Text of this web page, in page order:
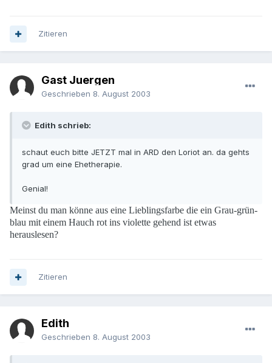
Zitieren
Gast Juergen
Geschrieben 8. August 2003
Edith schrieb:
schaut euch bitte JETZT mal in ARD den Loriot an. da gehts
grad um eine Ehetherapie.
Genial!
Meinst du man könne aus eine Lieblingsfarbe die ein Grau-grün-
blau mit einem Hauch rot ins violette gehend ist etwas
herauslesen?
Zitieren
Edith
Geschrieben 8. August 2003